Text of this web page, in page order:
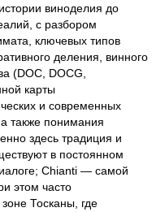
виноделия до
с разбором
ключевых типов
деления, винного
(DOC, DOCG,
карты
и современных
также понимания
здесь традиция и
в постоянном
Chianti — самой
этом часто
Тосканы, где